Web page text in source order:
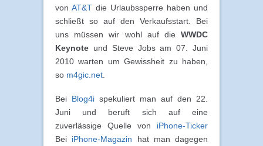
von AT&T die Urlaubssperre haben und
schließt so auf den Verkaufsstart. Bei
uns müssen wir wohl auf die WWDC
Keynote und Steve Jobs am 07. Juni
2010 warten um Gewissheit zu haben,
so m4gic.net.
Bei Blog4i spekuliert man auf den 22.
Juni und beruft sich auf eine
zuverlässige Quelle von iPhone-Ticker
Bei iPhone-Magazin hat man dagegen